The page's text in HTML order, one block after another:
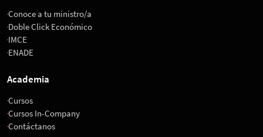
Conoce a tu ministro/a
Doble Click Económico
IMCE
ENADE
Academia
Cursos
Cursos In-Company
Contáctanos